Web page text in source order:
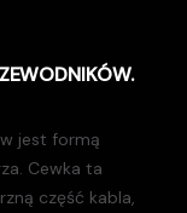
jest formą
Cewka ta
część kabla,